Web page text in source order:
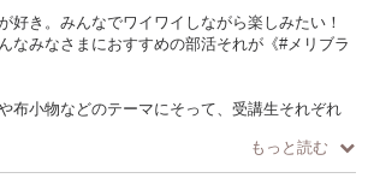
好き。みんなでワイワイしながら楽しみたい！
なみなさまにおすすめの部活それが《#メリブラ
布小物などのテーマにそって、受講生それぞれ
披露ランチ会』で、作品を見せ合いっこしまし
もっと読む